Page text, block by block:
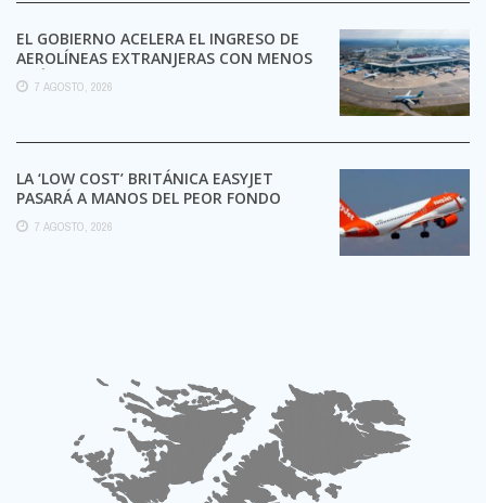
EL GOBIERNO ACELERA EL INGRESO DE
AEROLÍNEAS EXTRANJERAS CON MENOS
TRÁMITES
7 AGOSTO, 2026
LA ‘LOW COST’ BRITÁNICA EASYJET
PASARÁ A MANOS DEL PEOR FONDO
POSIBLE:
7 AGOSTO, 2026